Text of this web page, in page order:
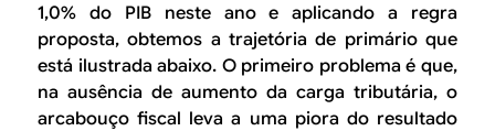
1,0% do PIB neste ano e aplicando a regra
proposta, obtemos a trajetória de primário que
está ilustrada abaixo. O primeiro problema é que,
na ausência de aumento da carga tributária, o
arcabouço fiscal leva a uma piora do resultado